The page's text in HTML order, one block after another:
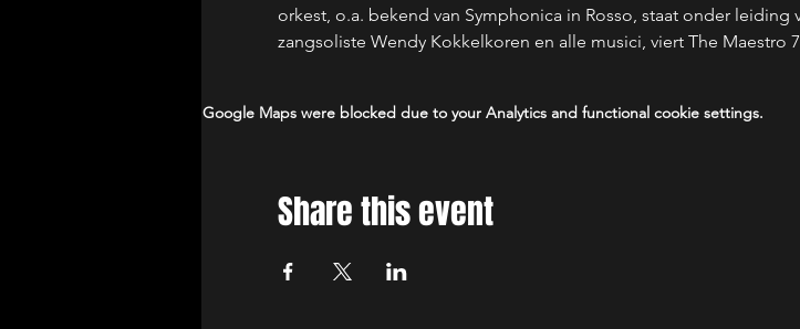
orkest, o.a. bekend van Symphonica in Rosso, staat onder
zangsoliste Wendy Kokkelkoren en alle musici, viert The Maestro
Google Maps were blocked due to your Analytics and functional cookie settings.
Share this event